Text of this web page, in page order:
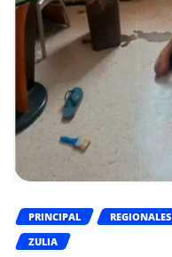
PRINCIPAL REGIONALES
ZULIA